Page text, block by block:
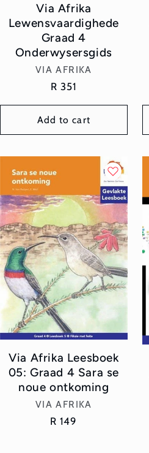
Via Afrika
Lewensvaardighede
Graad 4
Onderwysersgids
Vendor:
VIA AFRIKA
Regular
R 351
Add to cart
Via Afrika Leesboek
05: Graad 4 Sara se
noue ontkoming
Vendor:
VIA AFRIKA
Regular
R 149